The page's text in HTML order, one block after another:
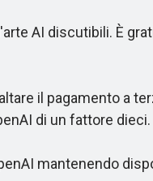
AI discutibili. È
il pagamento a
di un fattore dieci.
mantenendo